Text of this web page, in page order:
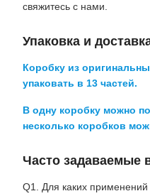
свяжитесь с нами.
Упаковка и
Коробку из
упаковать в 13 частей.
В одну коробку можно
несколько коробков
Часто задаваемые
Q1. Для каких